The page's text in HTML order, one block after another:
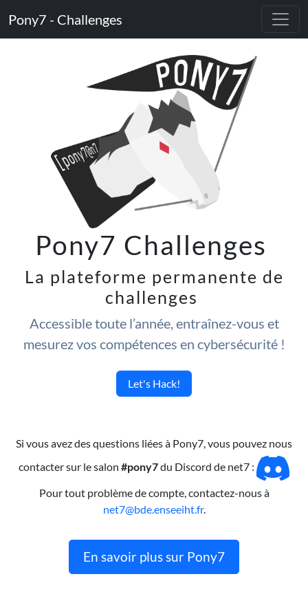
Pony7 - Challenges
Pony7 Challenges
La plateforme permanente de
challenges
Accessible toute l’année, entraînez-vous et
mesurez vos compétences en cybersécurité !
Let's Hack!
Si vous avez des questions liées à Pony7, vous pouvez nous
contacter sur le salon #pony7du Discord de net7 :
Pour tout problème de compte, contactez-nous à
net7@bde.enseeiht.fr.
En savoir plus sur Pony7